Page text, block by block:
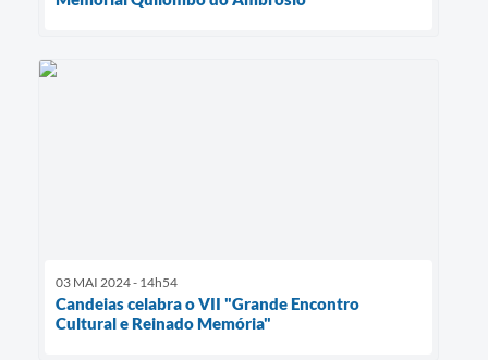
03 MAI 2024 - 14h54
Candeias celabra o VII "Grande Encontro
Cultural e Reinado Memória"